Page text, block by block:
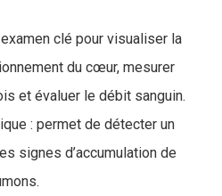
clé pour visualiser la
du cœur, mesurer
et évaluer le débit sanguin.
: permet de détecter un
signes d’accumulation de